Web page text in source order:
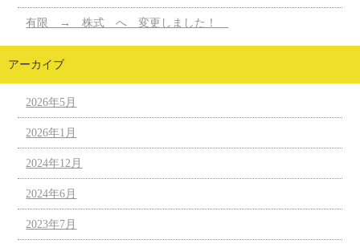
有限 → 株式 へ 変更しました！
アーカイブ
2026年5月
2026年1月
2024年12月
2024年6月
2023年7月